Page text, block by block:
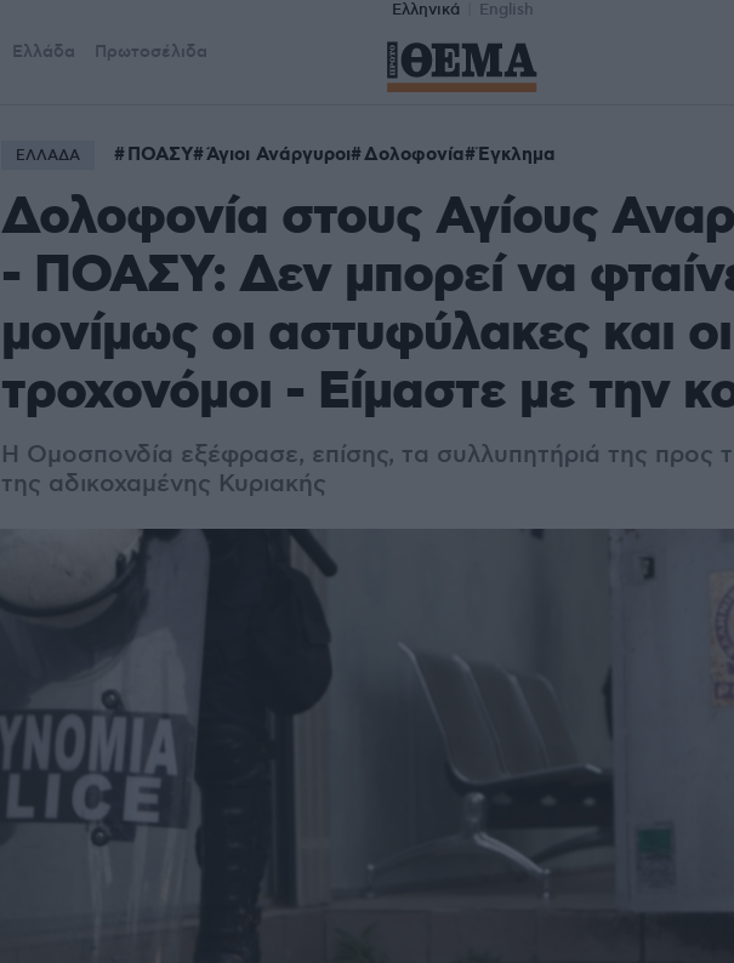
Ελληνικά English
Ελλάδα Πρωτοσέλιδα
ΕΛΛΑΔΑ ΠΟΑΣΥ Άγιοι Ανάργυροι Δολοφονία Έγκλημα
Δολοφονία στους Αγίους
- ΠΟΑΣΥ: Δεν μπορεί να
μονίμως οι αστυφύλακες και οι
τροχονόμοι - Είμαστε με την
H Ομοσπονδία εξέφρασε, επίσης, τα συλλυπητήριά της προς
της αδικοχαμένης Κυριακής